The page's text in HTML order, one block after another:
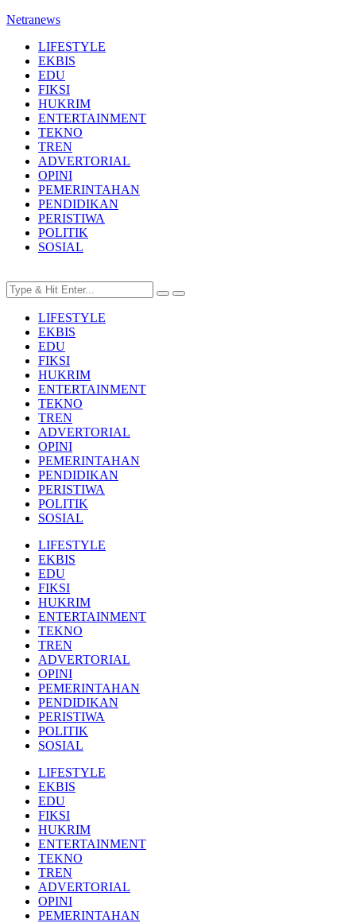
Netranews
LIFESTYLE
EKBIS
EDU
FIKSI
HUKRIM
ENTERTAINMENT
TEKNO
TREN
ADVERTORIAL
OPINI
PEMERINTAHAN
PENDIDIKAN
PERISTIWA
POLITIK
SOSIAL
LIFESTYLE
EKBIS
EDU
FIKSI
HUKRIM
ENTERTAINMENT
TEKNO
TREN
ADVERTORIAL
OPINI
PEMERINTAHAN
PENDIDIKAN
PERISTIWA
POLITIK
SOSIAL
LIFESTYLE
EKBIS
EDU
FIKSI
HUKRIM
ENTERTAINMENT
TEKNO
TREN
ADVERTORIAL
OPINI
PEMERINTAHAN
PENDIDIKAN
PERISTIWA
POLITIK
SOSIAL
LIFESTYLE
EKBIS
EDU
FIKSI
HUKRIM
ENTERTAINMENT
TEKNO
TREN
ADVERTORIAL
OPINI
PEMERINTAHAN